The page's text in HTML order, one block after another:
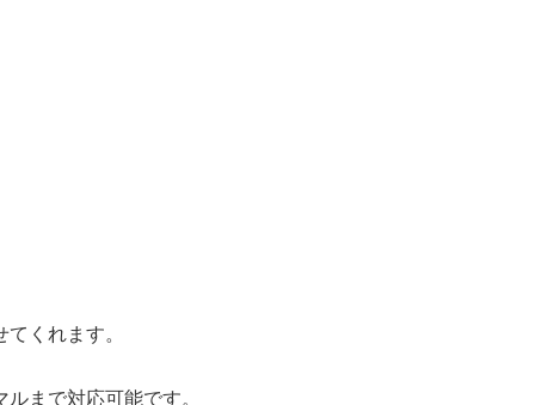
くれます。
まで対応可能です。